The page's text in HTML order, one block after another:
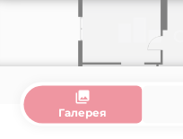
collections
Галерея